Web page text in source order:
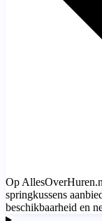
Op
springkussens
beschikbaarheid en